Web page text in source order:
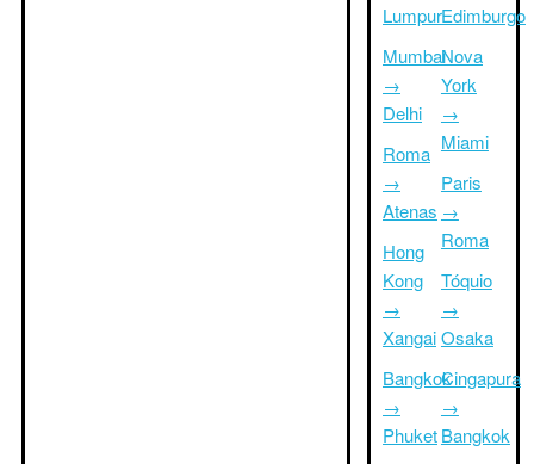
Lumpur
Mumbai
→
Delhi
Roma
→
Atenas
Hong
Kong
→
Xangai
Bangkok
→
Phuket
Edimburgo
Nova
York
→
Miami
Paris
→
Roma
Tóquio
→
Osaka
Cingapura
→
Bangkok